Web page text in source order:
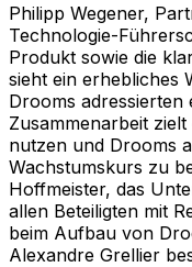
Philipp Wegener,
Technologie-
Produkt sowie die
sieht ein erhebliches
Drooms
Zusammenarbeit
nutzen und Drooms
Wachstumskurs zu
Hoffmeister, das
allen Beteiligten mit
beim Aufbau von
Alexandre Grellier